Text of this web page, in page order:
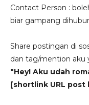
Contact Person :
biar gampang
Share postingan di
dan tag/mention aku
"Hey! Aku udah
[shortlink URL post